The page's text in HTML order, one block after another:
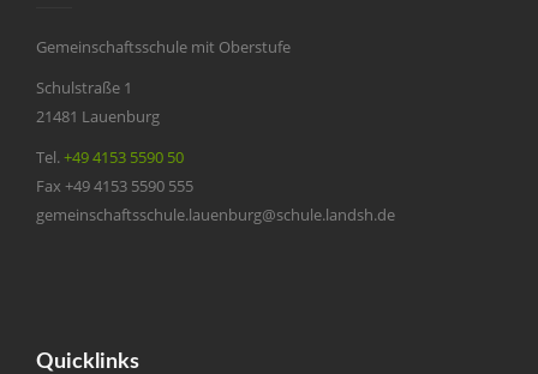
Gemeinschaftsschule mit Oberstufe
Schulstraße 1
21481 Lauenburg
Tel.+49 4153 5590 50
Fax +49 4153 5590 555
gemeinschaftsschule.lauenburg@schule.landsh.de
Quicklinks